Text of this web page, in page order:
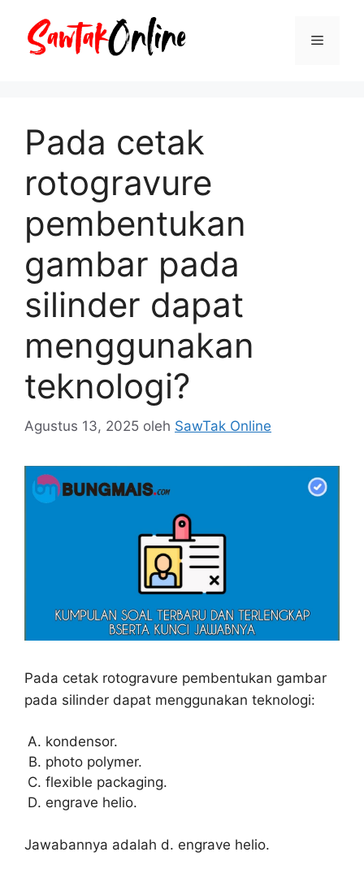
Menu
Pada cetak
rotogravure
pembentukan
gambar pada
silinder dapat
menggunakan
teknologi?
Agustus 13, 2025 oleh SawTak Online
Pada cetak rotogravure pembentukan gambar
pada silinder dapat menggunakan teknologi:
kondensor.
photo polymer.
flexible packaging.
engrave helio.
Jawabannya adalah d. engrave helio.